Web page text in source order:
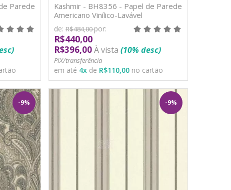
Parede
Kashmir - BH8356 - Papel de Parede
Americano Vinílico-Lavável
de: R$484,00por:
R$440,00
R$396,00À vista (10% desc)
PIX/transferência
em até 4xde R$110,00no cartão
-9% -9%